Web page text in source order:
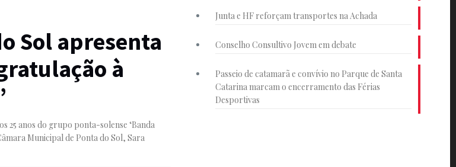
Sol apresenta
à
25 anos do grupo ponta-solense ‘Banda
Municipal de Ponta do Sol, Sara
Junta e HF reforçam transportes na Achada
Conselho Consultivo Jovem em debate
Passeio de catamarã e convívio no Parque de Santa
Catarina marcam o encerramento das Férias
Desportivas